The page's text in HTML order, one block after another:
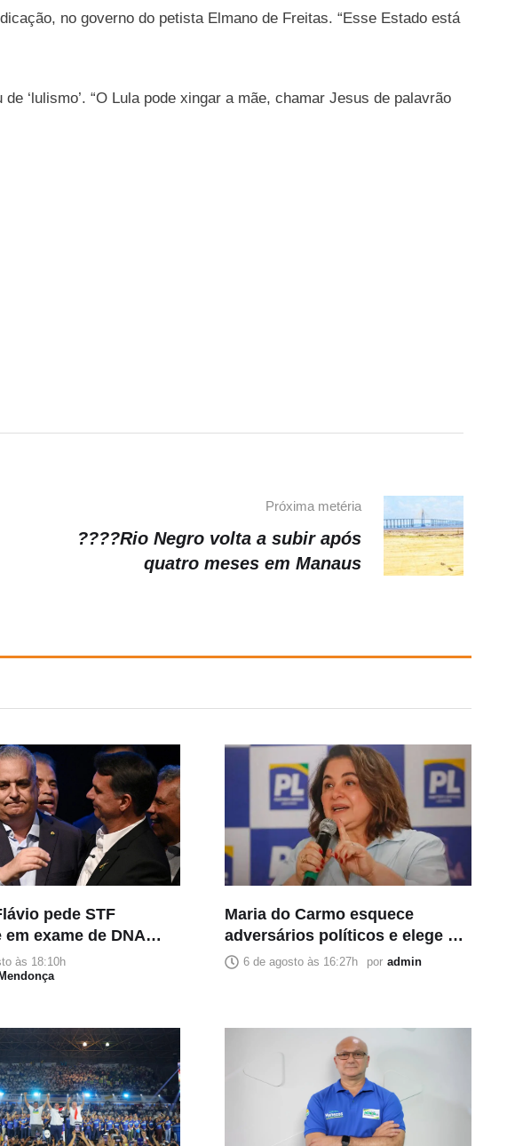
no governo do petista Elmano de Freitas. “Esse Estado está
‘lulismo’. “O Lula pode xingar a mãe, chamar Jesus de palavrão
Próxima metéria
????Rio Negro volta a subir após
quatro meses em Manaus
pede STF
exame de DNA
suspeita de estupro
às 18:10h
Maria do Carmo esquece
adversários políticos e elege a
imprensa como principal
6 de agosto às 16:27h por admin